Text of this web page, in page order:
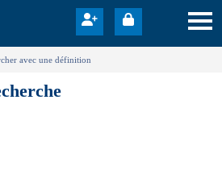
avec une définition